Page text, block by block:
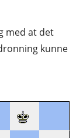
med at det
kunne